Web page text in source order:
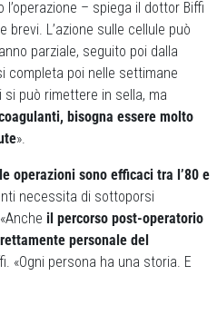
– spiega il dottor Biffi
L’azione sulle cellule può
parziale, seguito poi dalla
completa poi nelle settimane
può rimettere in sella, ma
bisogna essere molto
».
le operazioni sono efficaci tra l’80 e
necessita di sottoporsi
il percorso post-operatorio
personale del
«Ogni persona ha una storia. E